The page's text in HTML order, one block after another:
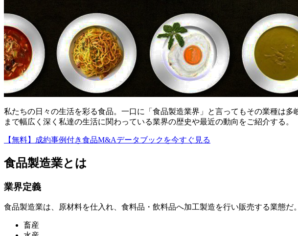
私たちの日々の生活を彩る食品。一口に「食品製造業界」と言ってもその業種は
まで幅広く深く私達の生活に関わっている業界の歴史や最近の動向をご紹介する。
【無料】成約事例付き食品M&Aデータブックを今すぐ見る
食品製造業とは
業界定義
食品製造業は、原材料を仕入れ、食料品・飲料品へ加工製造を行い販売する業態だ。
畜産